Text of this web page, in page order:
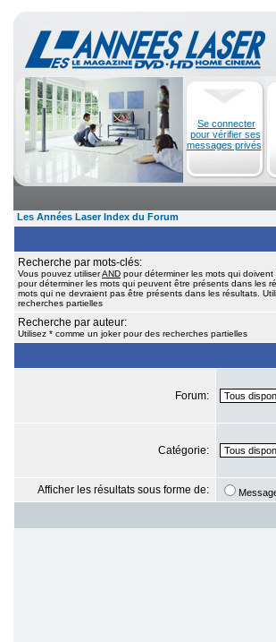
Se connecter
pour vérifier ses
messages privés
Les Années Laser Index du Forum
Recherche par mots-clés:
Vous pouvez utiliserAND pour déterminer les mots qui
pour déterminer les mots qui peuvent être présents dans les
mots qui ne devraient pas être présents dans les résultats.
recherches partielles
Recherche par auteur:
Utilisez * comme un joker pour des recherches partielles
Forum:
Catégorie:
Afficher les résultats sous forme de: